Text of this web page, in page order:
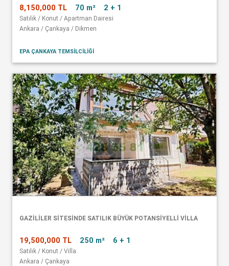
8,150,000 TL 70 m² 2 + 1
Satılık / Konut / Apartman Dairesi
Ankara / Çankaya / Dikmen
EPA ÇANKAYA TEMSİLCİLİĞİ
GAZİLİLER SİTESİNDE SATILIK BÜYÜK POTANSİYELLİ VİLLA
19,500,000 TL 250 m² 6 + 1
Satılık / Konut / Villa
Ankara / Çankaya